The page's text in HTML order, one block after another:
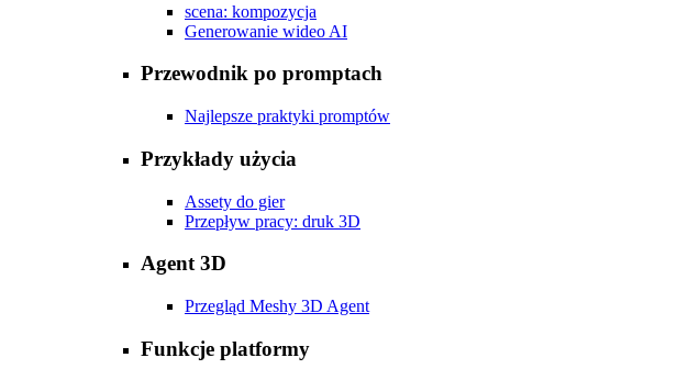
scena: kompozycja
Generowanie wideo AI
Przewodnik po promptach
Najlepsze praktyki promptów
Przykłady użycia
Assety do gier
Przepływ pracy: druk 3D
Agent 3D
Przegląd Meshy 3D Agent
Funkcje platformy